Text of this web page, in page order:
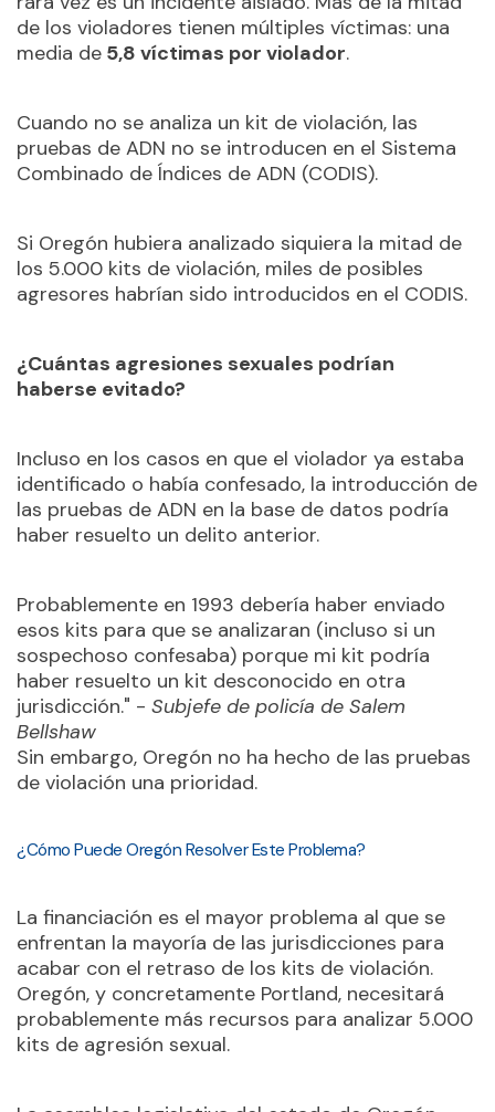
de los violadores tienen múltiples víctimas: una
media de 5,8 víctimas por violador.
Cuando no se analiza un kit de violación, las
pruebas de ADN no se introducen en el Sistema
Combinado de Índices de ADN (CODIS).
Si Oregón hubiera analizado siquiera la mitad de
los 5.000 kits de violación, miles de posibles
agresores habrían sido introducidos en el CODIS.
¿Cuántas agresiones sexuales podrían
haberse evitado?
Incluso en los casos en que el violador ya estaba
identificado o había confesado, la introducción de
las pruebas de ADN en la base de datos podría
haber resuelto un delito anterior.
Probablemente en 1993 debería haber enviado
esos kits para que se analizaran (incluso si un
sospechoso confesaba) porque mi kit podría
haber resuelto un kit desconocido en otra
jurisdicción." - Subjefe de policía de Salem
Bellshaw
Sin embargo, Oregón no ha hecho de las pruebas
de violación una prioridad.
¿Cómo Puede Oregón Resolver Este Problema?
La financiación es el mayor problema al que se
enfrentan la mayoría de las jurisdicciones para
acabar con el retraso de los kits de violación.
Oregón, y concretamente Portland, necesitará
probablemente más recursos para analizar 5.000
kits de agresión sexual.